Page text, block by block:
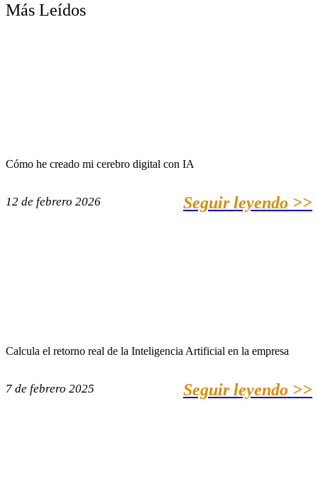
Más Leídos
Cómo he creado mi cerebro digital con IA
12 de febrero 2026 Seguir leyendo >>
Calcula el retorno real de la Inteligencia Artificial en la empresa
7 de febrero 2025 Seguir leyendo >>